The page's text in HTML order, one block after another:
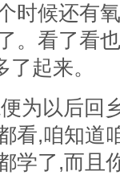
时候还有
。看了看
起来。
为以后回
看,咱知道
学了,而且